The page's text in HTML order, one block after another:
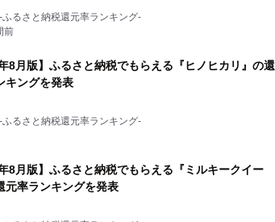
ふるさと納税還元率ランキング-
前
8月版】ふるさと納税でもらえる『ヒノヒカリ』の還
キングを発表
ふるさと納税還元率ランキング-
8月版】ふるさと納税でもらえる『ミルキークイー
元率ランキングを発表